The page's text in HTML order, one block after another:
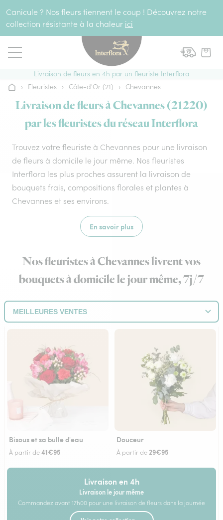
Canicule ? Nos fleurs tiennent le coup ! Découvrez notre
collection résistante à la chaleur ici
Livraison de fleurs en 4h par un fleuriste Interflora
Accueil
› Fleuristes › Côte-d'Or (21) › Chevannes
Livraison de fleurs à Chevannes (21220)
par les fleuristes du réseau Interflora
Trouvez votre fleuriste à Chevannes pour une livraison
de fleurs à domicile le jour même. Nos fleuristes
Interflora les plus proches assurent la livraison de
bouquets frais, compositions florales et plantes à
Chevannes et ses environs.
En savoir plus
Nos fleuristes à Chevannes livrent vos
bouquets à domicile le jour même, 7j/7
Bisous et sa bulle d'eau
À partir de41€95
Douceur
À partir de29€95
Livraison en 4h
Livraison le jour même
Commandez avant 17h00 pour une livraison de fleurs dans la journée